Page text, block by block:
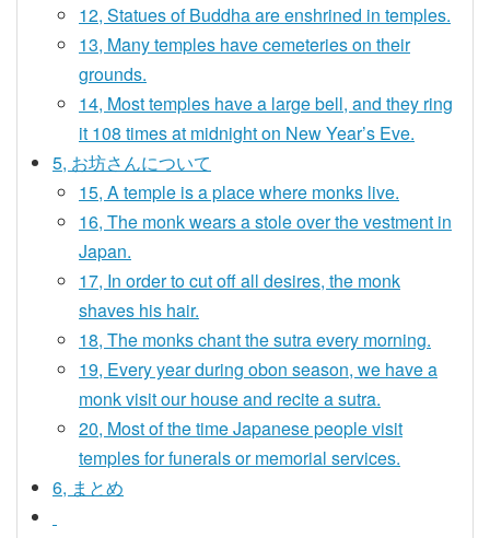
12, Statues of Buddha are enshrined in temples.
13, Many temples have cemeteries on their
grounds.
14, Most temples have a large bell, and they ring
it 108 times at midnight on New Year’s Eve.
5, お坊さんについて
15, A temple is a place where monks live.
16, The monk wears a stole over the vestment in
Japan.
17, In order to cut off all desires, the monk
shaves his hair.
18, The monks chant the sutra every morning.
19, Every year during obon season, we have a
monk visit our house and recite a sutra.
20, Most of the time Japanese people visit
temples for funerals or memorial services.
6, まとめ